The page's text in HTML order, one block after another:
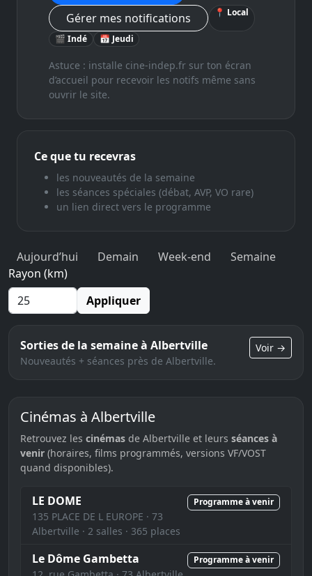
Gérer mes notifications
📍 Local
🎬 Indé 📅 Jeudi
Astuce : installe cine-indep.fr sur ton écran
d’accueil pour recevoir les notifs même sans
ouvrir le site.
Ce que tu recevras
les nouveautés de la semaine
les séances spéciales (débat, AVP, VO rare)
un lien direct vers le programme
Aujourd’hui Demain Week-end
Semaine
Rayon (km)
Appliquer
Sorties de la semaine à Albertville
Nouveautés + séances près de Albertville.
Voir →
Cinémas à Albertville
Retrouvez les cinémas de Albertville et leurs séances à
venir (horaires, films programmés, versions VF/VOST
quand disponibles).
LE DOME
135 PLACE DE L EUROPE · 73
Albertville · 2 salles · 365 places
Programme à venir
Le Dôme Gambetta Programme à venir